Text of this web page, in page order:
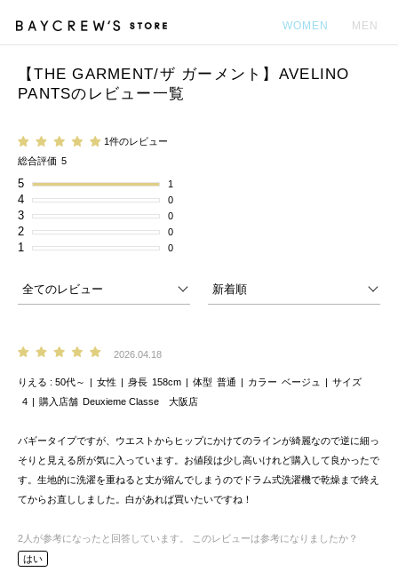
WOMEN MEN
【THE GARMENT/ザ ガーメント】AVELINO
PANTSのレビュー一覧
1件のレビュー
総合評価 5
5 1
4 0
3 0
2 0
1 0
2026.04.18
りえる 50代～ 女性 身長 158cm 体型 普通 カラー ベージュ
サイズ
4
購入店舗 Deuxieme Classe 大阪店
バギータイプですが、ウエストからヒップにかけてのラインが綺麗なので逆に細っ
そりと見える所が気に入っています。お値段は少し高いけれど購入して良かったで
す。生地的に洗濯を重ねると丈が縮んでしまうのでドラム式洗濯機で乾燥まで終え
てからお直ししました。白があれば買いたいですね！
2 人が参考になったと回答しています。
このレビューは参考になりましたか？
はい